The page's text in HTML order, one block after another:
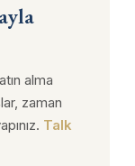
alma
zaman
Talk